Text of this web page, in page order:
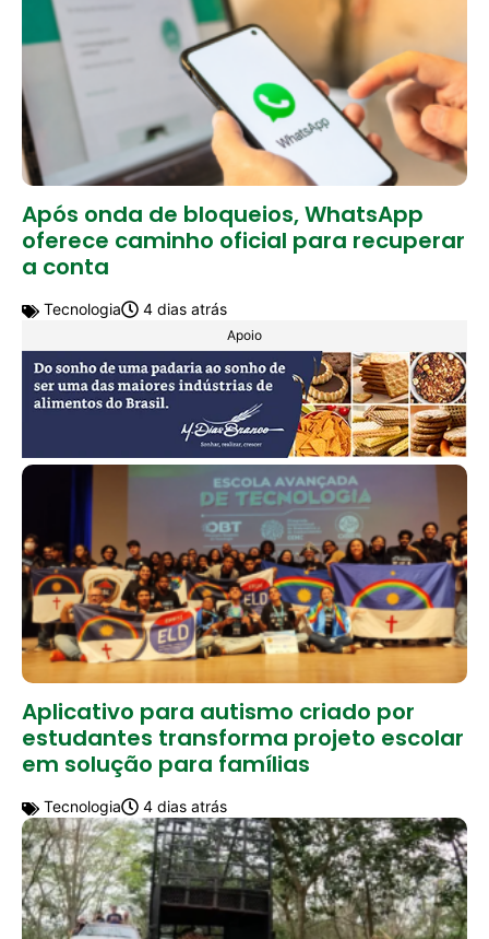
Após onda de bloqueios, WhatsApp
oferece caminho oficial para recuperar
a conta
Tecnologia 4 dias atrás
Apoio
Aplicativo para autismo criado por
estudantes transforma projeto escolar
em solução para famílias
Tecnologia 4 dias atrás